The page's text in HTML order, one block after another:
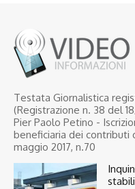
Testata Giornalistica
(Registrazione n. 38 del
Pier Paolo Petino -
beneficiaria dei contributi
maggio 2017, n.70